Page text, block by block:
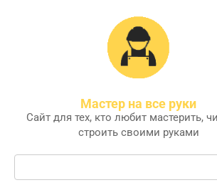
Мастер на все руки
Сайт для тех, кто любит мастерить,
строить своими руками
Поиск: